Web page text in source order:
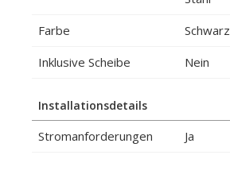
Farbe
Schwarz
Inklusive Scheibe
Nein
Installationsdetails
Stromanforderungen Ja